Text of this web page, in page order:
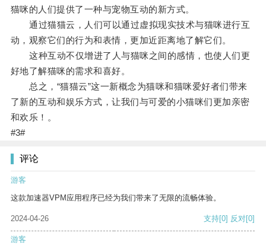
猫咪的人们提供了一种与宠物互动的新方式。
通过猫猫云，人们可以通过虚拟现实技术与猫咪进行互
动，观察它们的行为和表情，更加近距离地了解它们。
这种互动不仅增进了人与猫咪之间的感情，也使人们更
好地了解猫咪的需求和喜好。
总之，“猫猫云”这一新概念为猫咪和猫咪爱好者们带来
了新的互动和娱乐方式，让我们与可爱的小猫咪们更加亲密
和欢乐！。
#3#
评论
游客
这款加速器VPM应用程序已经为我们带来了无限的流畅体验。
2024-04-26 支持[0] 反对[0]
游客